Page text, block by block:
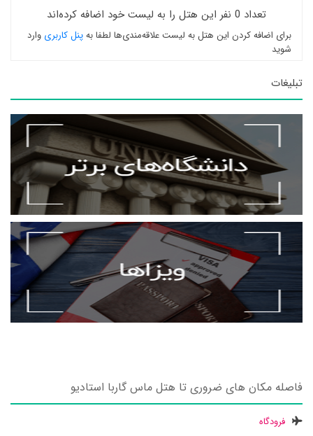
تعداد 0 نفر این هتل را به لیست خود اضافه کرده‌اند
برای اضافه کردن این هتل به لیست علاقه‌مندی‌ها لطفا بهپنل کاربری وارد
شوید
تبلیغات
فاصله مکان های ضروری تا هتل ماس گاربا استادیو
فرودگاه